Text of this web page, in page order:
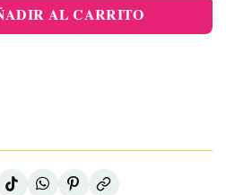
AL CARRITO